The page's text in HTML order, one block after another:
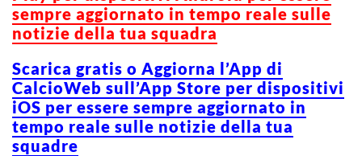
sempre aggiornato in tempo reale sulle
notizie della tua squadra
Scarica gratis o Aggiorna l’App di
CalcioWeb sull’App Store per dispositivi
iOS per essere sempre aggiornato in
tempo reale sulle notizie della tua
squadre